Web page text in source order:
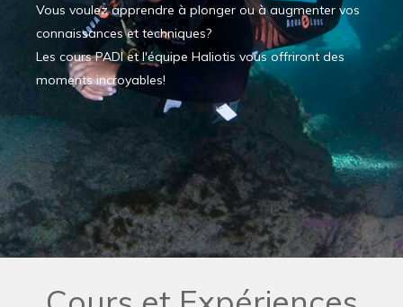
Vous voulez apprendre à plonger ou à augmenter vos
connaissances et techniques?
Les cours PADI et l'équipe Haliotis vous offriront des
moments incroyables!